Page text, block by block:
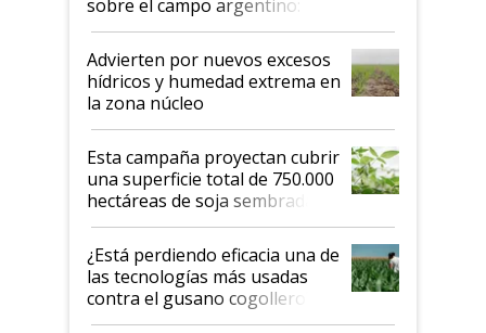
sobre el campo argentino:
"Estoy muy impresionado"
Advierten por nuevos excesos
hídricos y humedad extrema en
la zona núcleo
Esta campaña proyectan cubrir
una superficie total de 750.000
hectáreas de soja sembradas
con una nueva generación de
variedades que marcan un
salto tecnológico en genética y
rendimiento
¿Está perdiendo eficacia una de
las tecnologías más usadas
contra el gusano cogollero? El
desafío de una tecnología clave